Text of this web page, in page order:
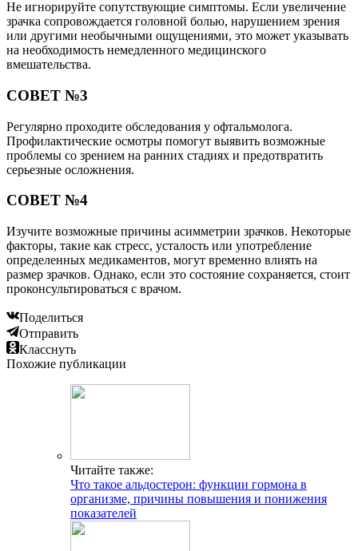
Не игнорируйте сопутствующие симптомы. Если увеличение
зрачка сопровождается головной болью, нарушением зрения
или другими необычными ощущениями, это может указывать
на необходимость немедленного медицинского
вмешательства.
СОВЕТ №3
Регулярно проходите обследования у офтальмолога.
Профилактические осмотры помогут выявить возможные
проблемы со зрением на ранних стадиях и предотвратить
серьезные осложнения.
СОВЕТ №4
Изучите возможные причины асимметрии зрачков. Некоторые
факторы, такие как стресс, усталость или употребление
определенных медикаментов, могут временно влиять на
размер зрачков. Однако, если это состояние сохраняется, стоит
проконсультироваться с врачом.
Поделиться
Отправить
Класснуть
Похожие публикации
Читайте также:
Что такое альдостерон: функции гормона в
организме, причины повышения и понижения
показателей